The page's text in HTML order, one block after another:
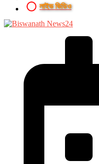
লাইভ ভিডিও